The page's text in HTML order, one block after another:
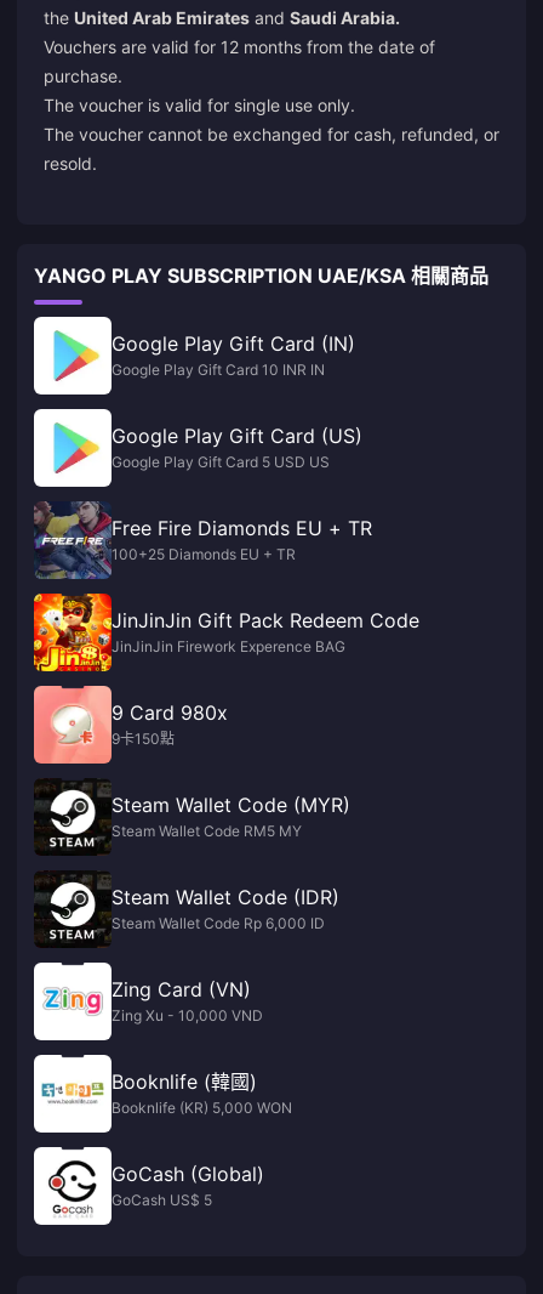
the United Arab Emirates and Saudi Arabia.
Vouchers are valid for 12 months from the date of
purchase.
The voucher is valid for single use only.
The voucher cannot be exchanged for cash, refunded, or
resold.
YANGO PLAY SUBSCRIPTION UAE/KSA 相關商品
Google Play Gift Card (IN)
Google Play Gift Card 10 INR IN
Google Play Gift Card (US)
Google Play Gift Card 5 USD US
Free Fire Diamonds EU + TR
100+25 Diamonds EU + TR
JinJinJin Gift Pack Redeem Code
JinJinJin Firework Experence BAG
9 Card 980x
9卡150點
Steam Wallet Code (MYR)
Steam Wallet Code RM5 MY
Steam Wallet Code (IDR)
Steam Wallet Code Rp 6,000 ID
Zing Card (VN)
Zing Xu - 10,000 VND
Booknlife (韓國)
Booknlife (KR) 5,000 WON
GoCash (Global)
GoCash US$ 5